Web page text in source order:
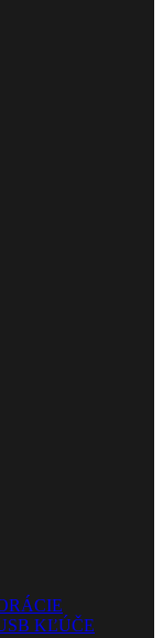
KĽÚČE